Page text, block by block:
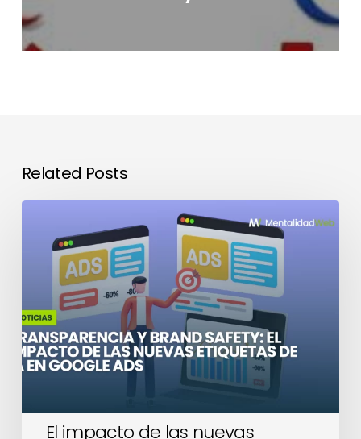
Related Posts
El
nuevas
etiquetas
de
IA
en
Ads
El impacto de las nuevas